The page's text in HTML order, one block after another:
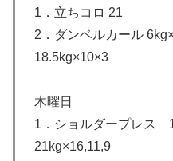
1．立ちコロ 21
2．ダンベルカール
18.5kg×10×3
木曜日
1．ショルダープレス
21kg×16,11,9